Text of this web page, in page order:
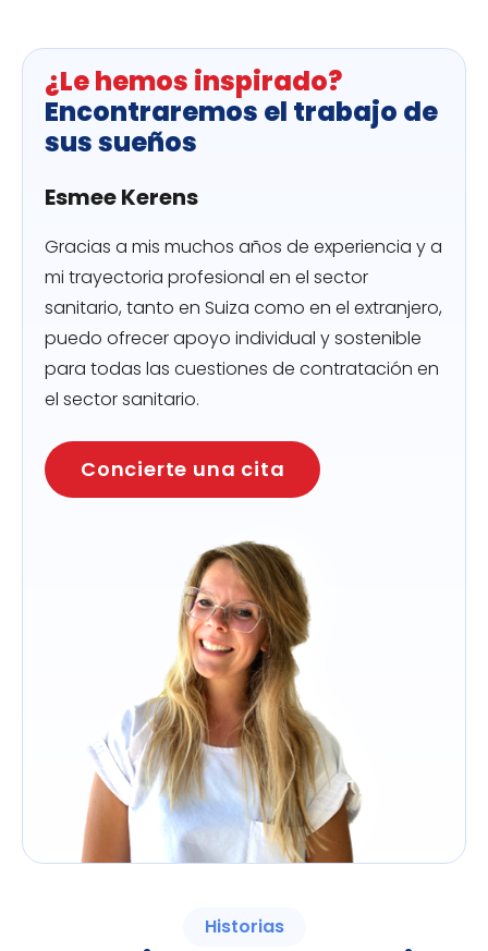
¿Le hemos inspirado?
Encontraremos el trabajo de
sus sueños
Esmee Kerens
Gracias a mis muchos años de experiencia y a
mi trayectoria profesional en el sector
sanitario, tanto en Suiza como en el extranjero,
puedo ofrecer apoyo individual y sostenible
para todas las cuestiones de contratación en
el sector sanitario.
Concierte una cita
Historias